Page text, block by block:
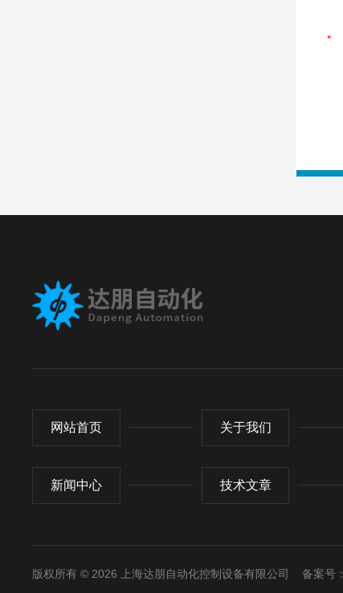
网站首页 关于我们
新闻中心 技术文章
版权所有 © 2026 上海达朋自动化控制设备有限公司 备案号：